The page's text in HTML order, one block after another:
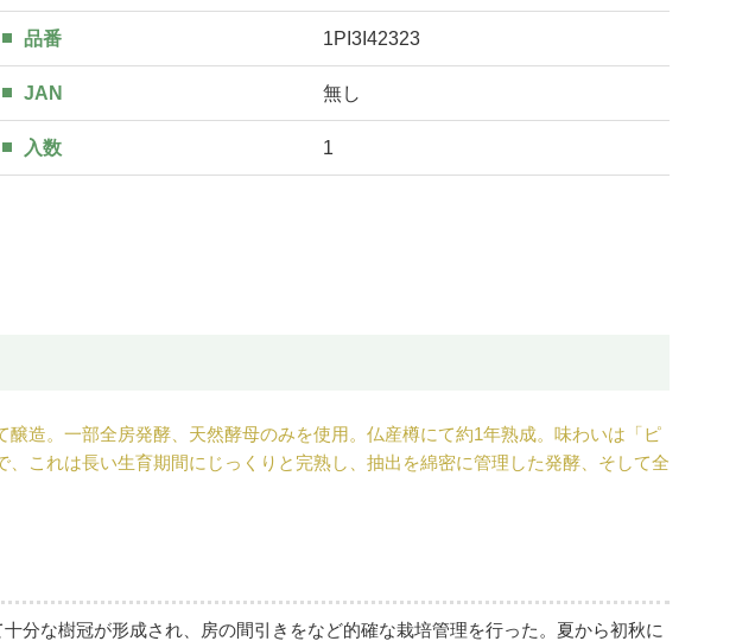
品番 1PI3I42323
JAN 無し
入数 1
造。一部全房発酵、天然酵母のみを使用。仏産樽にて約1年熟成。味わいは「ピ
これは長い生育期間にじっくりと完熟し、抽出を綿密に管理した発酵、そして全
分な樹冠が形成され、房の間引きをなど的確な栽培管理を行った。夏から初秋に